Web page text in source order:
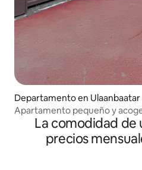
Departamento en Ulaanbaatar
Apartamento pequeño y
ciudad.La comodidad de
precios